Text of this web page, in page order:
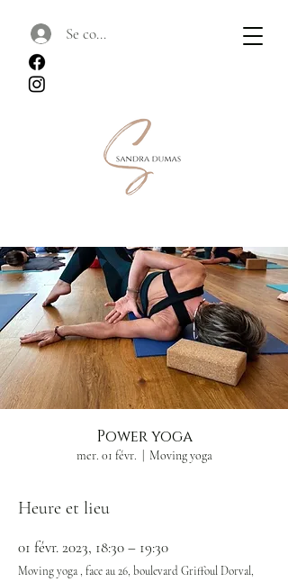
Se connecter
Power yoga
mer. 01 févr. Moving yoga
Heure et lieu
01 févr. 2023, 18:30 – 19:30
Moving yoga , face au 26, boulevard Griffoul Dorval,